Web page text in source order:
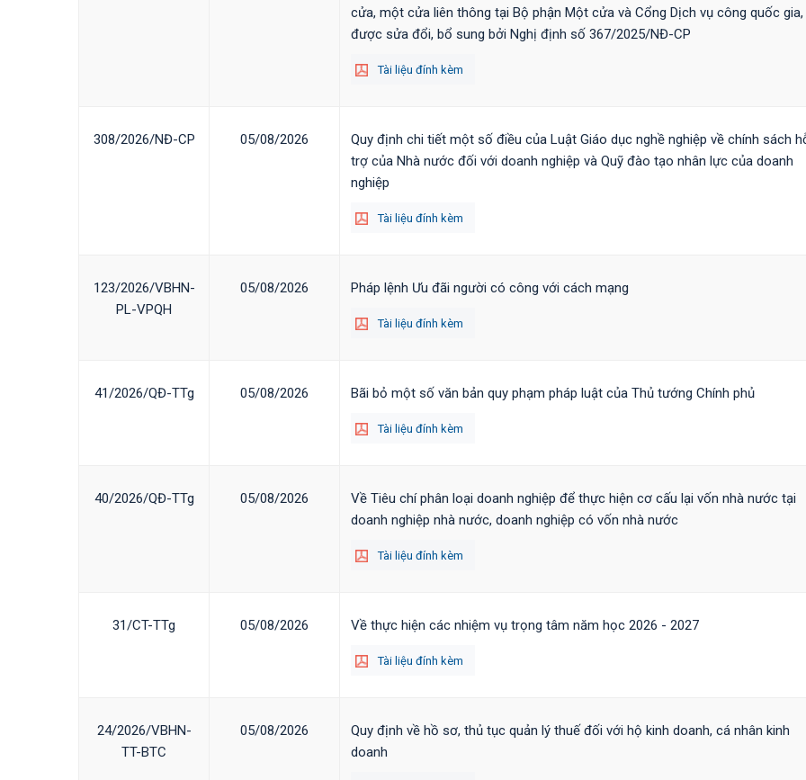
cửa, một cửa liên thông tại Bộ phận Một cửa và Cổng Dịch vụ công quốc gia,
được sửa đổi, bổ sung bởi Nghị định số 367/2025/NĐ-СР
Tài liệu đính kèm
308/2026/NĐ-CP 05/08/2026
Quy định chi tiết một số điều của Luật Giáo dục nghề nghiệp về chính sách
trợ của Nhà nước đối với doanh nghiệp và Quỹ đào tạo nhân lực của doanh
nghiệp
Tài liệu đính kèm
123/2026/VBHN-
PL-VPQH
05/08/2026 Pháp lệnh Ưu đãi người có công với cách mạng
Tài liệu đính kèm
41/2026/QĐ-TTg 05/08/2026 Bãi bỏ một số văn bản quy phạm pháp luật của Thủ tướng Chính phủ
Tài liệu đính kèm
40/2026/QĐ-TTg 05/08/2026
Về Tiêu chí phân loại doanh nghiệp để thực hiện cơ cấu lại vốn nhà nước tại
doanh nghiệp nhà nước, doanh nghiệp có vốn nhà nước
Tài liệu đính kèm
31/CT-TTg 05/08/2026 Về thực hiện các nhiệm vụ trọng tâm năm học 2026 - 2027
Tài liệu đính kèm
24/2026/VBHN-
TT-BTC
05/08/2026
Quy định về hồ sơ, thủ tục quản lý thuế đối với hộ kinh doanh, cá nhân kinh
doanh